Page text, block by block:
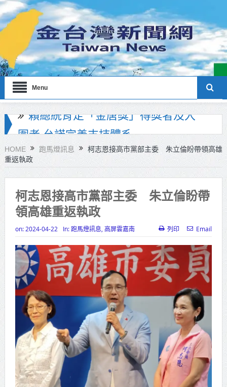
Menu
海巡署南部分署主官大換血 蔡順元
勉提升巡防戰力
北市鮮奶週報再升級！8月31日補助
擴大至國中生
雙北合作里程碑！萬大線動態測試
侯友宜蔣萬安攜手視察
北形象館亮相
打鐵厝北側產業園區產業設施公共
動土創造千個就業機會
高雄「三民運動中心」市長陳其
邁、運動部長李洋各界貴賓共同揭幕
高雄東照山關帝廟全國國中小學書
法比賽 圓滿落幕
HOME 跑馬燈訊息
柯志恩接高市黨部主委 朱立倫盼帶領高雄
重返執政
柯志恩接高市黨部主委 朱立倫盼帶
領高雄重返執政
on: 2024-04-22 In: 跑馬燈訊息 高屏雲嘉南 列印 Email